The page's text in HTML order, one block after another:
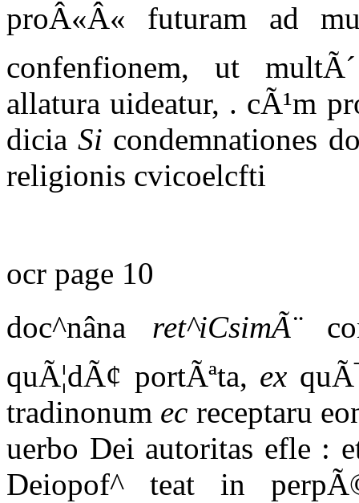
proÂ«Â« futuram ad
confenfionem, ut
allatura uideatur, . cÃ¹m
diciaSi condemnationes
religionis cvicoelcfti
ocr page 10
doc^nâna ret^iCsimÃ¨
quÃ¦dÃ¢ portÃªta, ex
tradinonum ec receptaru
uerbo Dei autoritas efle :
Deiopof^ teat in